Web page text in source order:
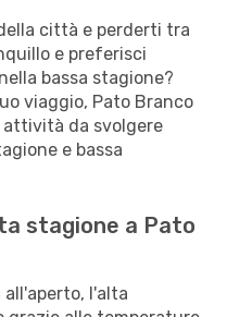
città e perderti tra
e preferisci
bassa stagione?
viaggio, Pato Branco
attività da svolgere
e bassa
stagione a Pato
l'alta